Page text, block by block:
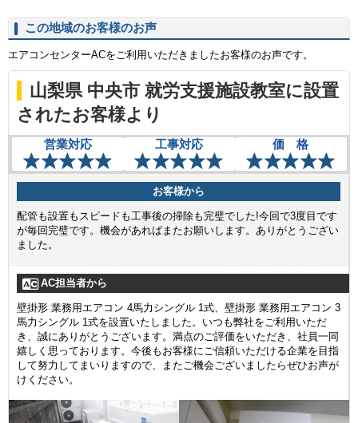
この地域のお客様のお声
エアコンセンターACをご利用いただきましたお客様のお声です。
山梨県 中央市 就労支援施設教室に設置
されたお客様より
営業対応 工事対応 価 格
お客様から
配管も設置もスピードも工事後の掃除も完璧でした!今回で3度目です
が毎回完璧です。機会があればまたお願いします。ありがとうござい
ました。
AC担当者から
壁掛形 業務用エアコン 4馬力シングル 1式、壁掛形 業務用エアコン 3
馬力シングル 1式を設置いたしました。いつも弊社をご利用いただ
き、誠にありがとうございます。満点のご評価をいただき、社員一同
嬉しく思っております。今後もお客様にご信頼いただける企業を目指
して努力してまいりますので、またご機会ございましたらぜひお声が
けください。